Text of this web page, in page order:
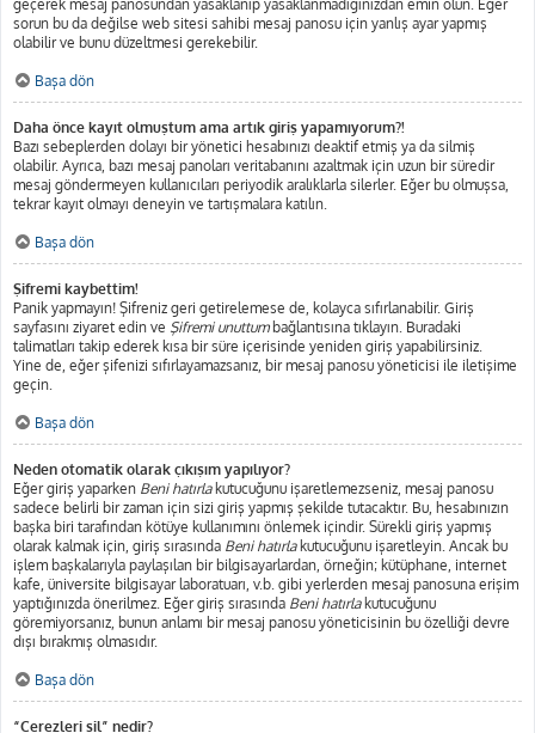
geçerek mesaj panosundan yasaklanıp yasaklanmadığınızdan emin olun. Eğer
sorun bu da değilse web sitesi sahibi mesaj panosu için yanlış ayar yapmış
olabilir ve bunu düzeltmesi gerekebilir.
Başa dön
Daha önce kayıt olmuştum ama artık giriş yapamıyorum?!
Bazı sebeplerden dolayı bir yönetici hesabınızı deaktif etmiş ya da silmiş
olabilir. Ayrıca, bazı mesaj panoları veritabanını azaltmak için uzun bir süredir
mesaj göndermeyen kullanıcıları periyodik aralıklarla silerler. Eğer bu olmuşsa,
tekrar kayıt olmayı deneyin ve tartışmalara katılın.
Başa dön
Şifremi kaybettim!
Panik yapmayın! Şifreniz geri getirelemese de, kolayca sıfırlanabilir. Giriş
sayfasını ziyaret edin ve Şifremi unuttumbağlantısına tıklayın. Buradaki
talimatları takip ederek kısa bir süre içerisinde yeniden giriş yapabilirsiniz.
Yine de, eğer şifenizi sıfırlayamazsanız, bir mesaj panosu yöneticisi ile iletişime
geçin.
Başa dön
Neden otomatik olarak çıkışım yapılıyor?
Eğer giriş yaparken Beni hatırlakutucuğunu işaretlemezseniz, mesaj panosu
sadece belirli bir zaman için sizi giriş yapmış şekilde tutacaktır. Bu, hesabınızın
başka biri tarafından kötüye kullanımını önlemek içindir. Sürekli giriş yapmış
olarak kalmak için, giriş sırasında Beni hatırlakutucuğunu işaretleyin. Ancak bu
işlem başkalarıyla paylaşılan bir bilgisayarlardan, örneğin; kütüphane, internet
kafe, üniversite bilgisayar laboratuarı, v.b. gibi yerlerden mesaj panosuna erişim
yaptığınızda önerilmez. Eğer giriş sırasında Beni hatırlakutucuğunu
göremiyorsanız, bunun anlamı bir mesaj panosu yöneticisinin bu özelliği devre
dışı bırakmış olmasıdır.
Başa dön
“Çerezleri sil” nedir?